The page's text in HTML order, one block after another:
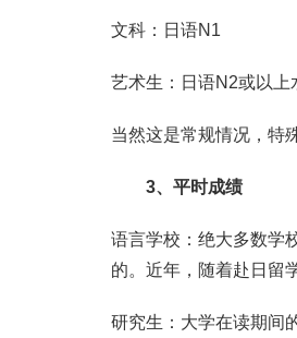
文科：日语N1
艺术生：日语N2或以上
当然这是常规情况，特
3、平时成绩
语言学校：绝大多数学
的。近年，随着赴日留
研究生：大学在读期间